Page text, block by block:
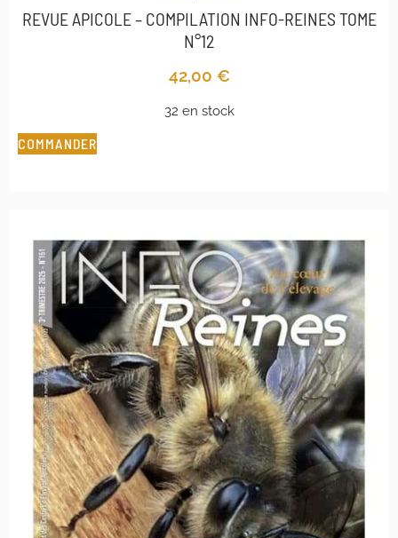
REVUE APICOLE – COMPILATION INFO-REINES TOME
N°12
42,00 €
32 en stock
COMMANDER